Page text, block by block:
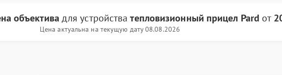
объектива для устройстватепловизионный прицел Pard от
Цена актуальна на текущую дату 08.08.2026